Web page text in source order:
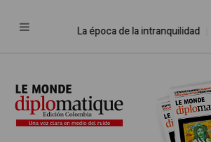
La época de la intranquilidad Los